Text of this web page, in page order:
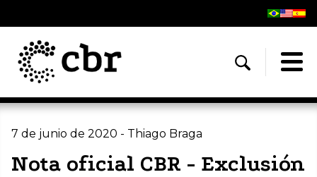
7 de junio de 2020 - Thiago Braga
Nota oficial CBR - Exclusión